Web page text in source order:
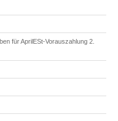
für AprilESt-Vorauszahlung 2.